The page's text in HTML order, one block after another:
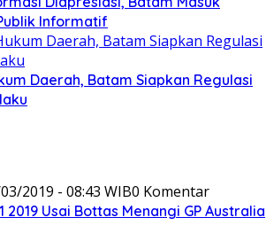
Informatif
Daerah, Batam Siapkan Regulasi
2019 - 08:43 WIB0 Komentar
2019 Usai Bottas Menangi GP Australia